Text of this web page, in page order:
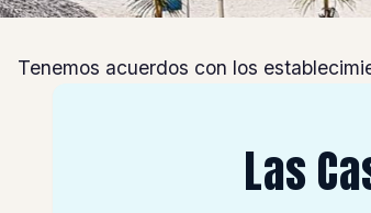
Tenemos acuerdos con los
Las